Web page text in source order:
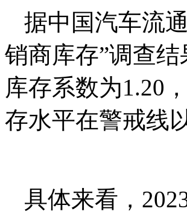
据中国汽车流
销商库存”调查
库存系数为1.20
存水平在警戒线
具体来看，